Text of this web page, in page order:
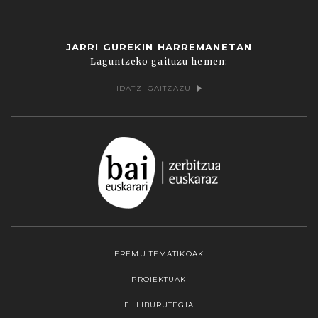
JARRI GUREKIN HARREMANETAN
Laguntzeko gaituzu hemen:
IDATZI GAITZAZU
EREMU TEMATIKOAK
PROIEKTUAK
EI LIBURUTEGIA